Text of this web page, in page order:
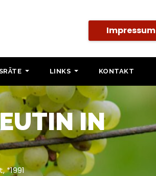
Impressum
LINKS KONTAKT
IN
*1991